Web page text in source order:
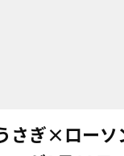
さぎ×ローソ